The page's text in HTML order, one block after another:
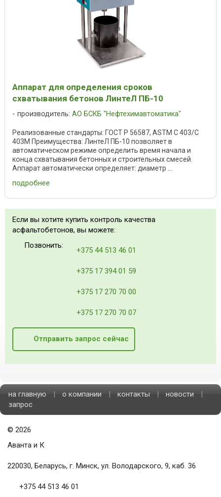
Аппарат для определения сроков
схватывания бетонов ЛинтеЛ ПБ-10
производитель: АО БСКБ "Нефтехимавтоматика"
Реализованные стандарты: ГОСТ Р 56587, ASTM C 403/C
403M Преимущества: ЛинтеЛ ПБ-10 позволяет в
автоматическом режиме определить время начала и
конца схватывания бетонных и строительных смесей.
Аппарат автоматически определяет: диаметр ...
подробнее
Если вы хотите купить контроль качества
асфальтобетонов, вы можете:
Позвонить:
+375 44 513 46 01
+375 17 394 01 59
+375 17 270 70 00
+375 17 270 70 07
Отправить запрос сейчас
на главную | о компании | контакты | новости
|
запрос
© 2026
Аванта и К
220030, Беларусь, г. Минск, ул. Володарского, 9, каб. 36
+375 44 513 46 01